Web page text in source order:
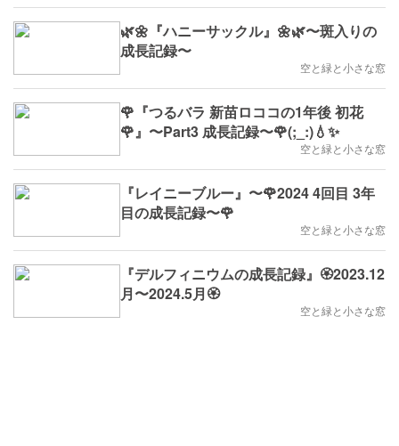
🌿🌼『ハニーサックル』🌼🌿〜斑入りの
成長記録〜
空と緑と小さな窓
🌹『つるバラ 新苗ロココの1年後 初花
🌹』〜Part3 成長記録〜🌹(;_:)💧✨
空と緑と小さな窓
『レイニーブルー』〜🌹2024 4回目 3年
目の成長記録〜🌹
空と緑と小さな窓
『デルフィニウムの成長記録』🏵2023.12
月〜2024.5月🏵
空と緑と小さな窓